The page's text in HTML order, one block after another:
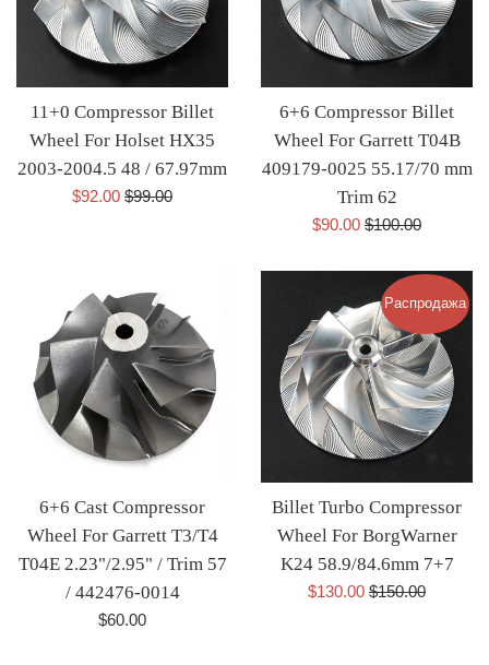
11+0 Compressor Billet
Wheel For Holset HX35
2003-2004.5 48 / 67.97mm
Цена
$92.00 Обычная
$99.00
6+6 Compressor Billet
Wheel For Garrett T04B
409179-0025 55.17/70 mm
Trim 62
Цена
скидкой
$90.00 Обычная
$100.00
6+6 Cast Compressor
Wheel For Garrett T3/T4
T04E 2.23"/2.95" / Trim 57
/ 442476-0014
Обычная
$60.00
Billet Turbo Compressor
Wheel For BorgWarner
K24 58.9/84.6mm 7+7
Цена
$130.00 Обычная
$150.00
Распродажа